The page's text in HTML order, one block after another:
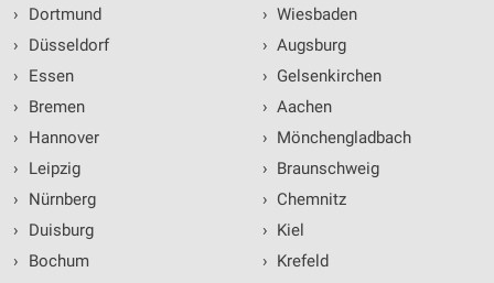
›
Dortmund
›
Düsseldorf
›
Essen
›
Bremen
›
Hannover
›
Leipzig
›
Nürnberg
›
Duisburg
›
Bochum
› Wiesbaden
› Augsburg
› Gelsenkirchen
› Aachen
› Mönchengladbach
› Braunschweig
› Chemnitz
› Kiel
› Krefeld